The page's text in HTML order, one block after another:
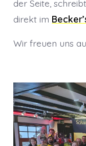
der Seite,
direkt im
Wir freuen uns